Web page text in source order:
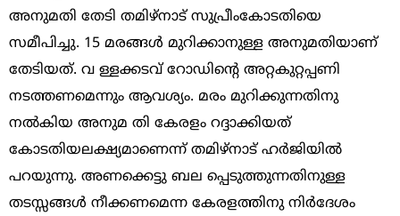
അനുമതി തേടി തമിഴ്നാട് സുപ്രീംകോടതിയെ
സമീപിച്ചു. 15 മരങ്ങള്‍ മുറിക്കാനുള്ള അനുമതിയാണ്
തേടിയത്. വ ള്ളക്കടവ് റോഡിന്റെ അറ്റകുറ്റപ്പണി
നടത്തണമെന്നും ആവശ്യം. മരം മുറിക്കുന്നതിനു
നല്‍കിയ അനുമ തി കേരളം റദ്ദാക്കിയത്
കോടതിയലക്ഷ്യമാണെന്ന് തമിഴ്നാട് ഹര്‍ജിയില്‍
പറയുന്നു. അണക്കെട്ടു ബല പ്പെടുത്തുന്നതിനുള്ള
തടസ്സങ്ങള്‍ നീക്കണമെന്ന കേരളത്തിനു നിര്‍ദേശം